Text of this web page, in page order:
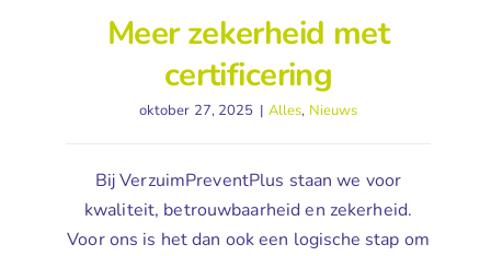
Meer zekerheid met
certificering
oktober 27, 2025 | Alles, Nieuws
Bij VerzuimPreventPlus staan we voor
kwaliteit, betrouwbaarheid en zekerheid.
Voor ons is het dan ook een logische stap om